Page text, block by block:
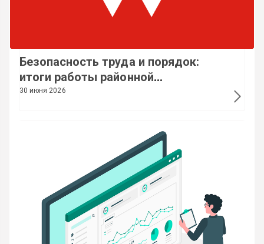
Безопасность труда и порядок:
итоги работы районной
мобильной группы за первое
30 июня 2026